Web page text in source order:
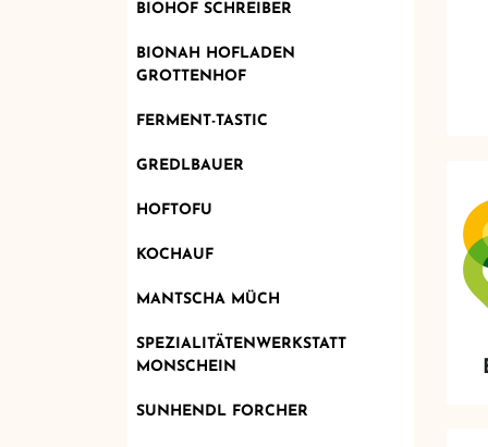
BIOHOF SCHREIBER
BIONAH HOFLADEN
GROTTENHOF
FERMENT-TASTIC
GREDLBAUER
HOFTOFU
KOCHAUF
MANTSCHA MÜCH
SPEZIALITÄTENWERKSTATT
MONSCHEIN
SUNHENDL FORCHER